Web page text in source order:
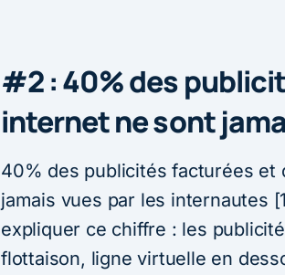
#2 : 40% des
internet ne sont
40% des publicités facturées et
jamais vues par les internautes
expliquer ce chiffre : les
flottaison, ligne virtuelle en